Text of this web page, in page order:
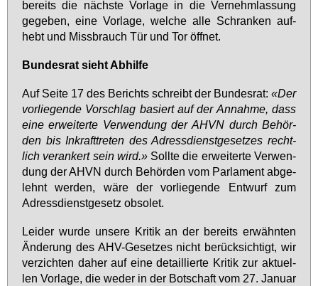
be­reits die nächs­te Vor­la­ge in die Ver­nehm­las­sung
ge­ge­ben, ei­ne Vor­la­ge, wel­che al­le Schran­ken auf­
hebt und Miss­brauch Tür und Tor öff­net.
Bun­des­rat sieht Ab­hil­fe
Auf Sei­te 17 des Be­richts schreibt der Bun­des­rat:«Der
vor­lie­gen­de Vor­schlag ba­siert auf der An­nah­me, dass
ei­ne er­wei­ter­te Ver­wen­dung der AHVN durch Be­hör­
den bis In­kraft­tre­ten des Adress­dienst­ge­set­zes recht­
lich ver­an­kert sein wird.»Soll­te die er­wei­ter­te Ver­wen­
dung der AHVN durch Be­hör­den vom Par­la­ment ab­ge­
lehnt wer­den, wä­re der vor­lie­gen­de Ent­wurf zum
Adress­dienst­ge­setz ob­so­let.
Lei­der wur­de un­se­re Kri­tik an der be­reits er­wähn­ten
Än­de­rung des AHV-Ge­set­zes nicht be­rück­sich­tigt, wir
ver­zich­ten da­her auf ei­ne de­tail­lier­te Kri­tik zur ak­tu­el­
len Vor­la­ge, die we­der in der Bot­schaft vom 27. Ja­nu­ar